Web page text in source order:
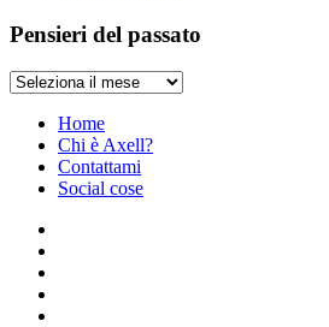
Pensieri del passato
Pensieri
passatoHome
Chi è Axell?
Contattami
Social cose